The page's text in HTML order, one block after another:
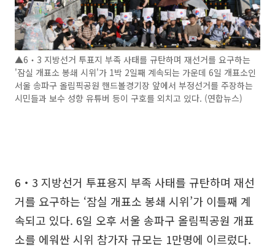
▲6‧3 지방선거 투표지 부족 사태를 규탄하며 재선거를 요구하는
'잠실 개표소 봉쇄 시위'가 1박 2일째 계속되는 가운데 6일 개표소인
서울 송파구 올림픽공원 핸드볼경기장 앞에서 부정선거를 주장하는
시민들과 보수 성향 유튜버 등이 구호를 외치고 있다. (연합뉴스)
6‧3 지방선거 투표용지 부족 사태를 규탄하며 재선
거를 요구하는 ‘잠실 개표소 봉쇄 시위’가 이틀째 계
속되고 있다. 6일 오후 서울 송파구 올림픽공원 개표
소를 에워싼 시위 참가자 규모는 1만명에 이르렀다.